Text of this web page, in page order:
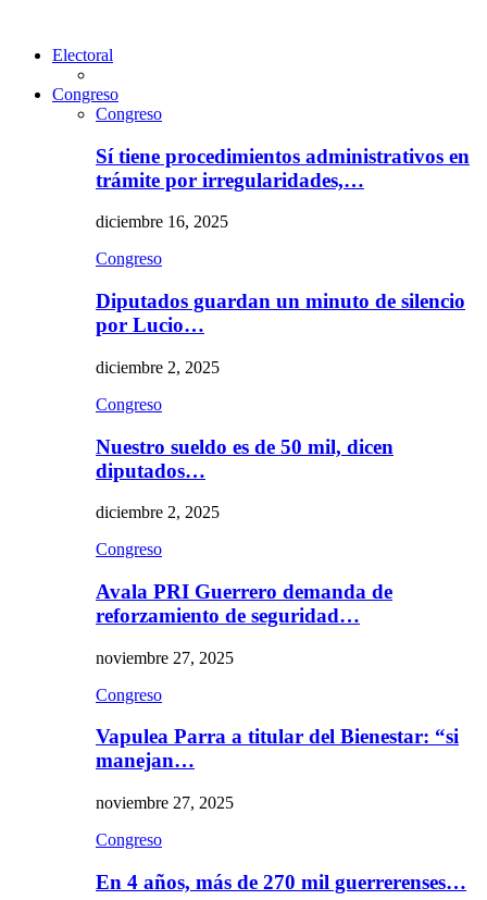
Electoral
Congreso
Congreso
Sí tiene procedimientos administrativos en
trámite por irregularidades,…
diciembre 16, 2025
Congreso
Diputados guardan un minuto de silencio
por Lucio…
diciembre 2, 2025
Congreso
Nuestro sueldo es de 50 mil, dicen
diputados…
diciembre 2, 2025
Congreso
Avala PRI Guerrero demanda de
reforzamiento de seguridad…
noviembre 27, 2025
Congreso
Vapulea Parra a titular del Bienestar: “si
manejan…
noviembre 27, 2025
Congreso
En 4 años, más de 270 mil guerrerenses…